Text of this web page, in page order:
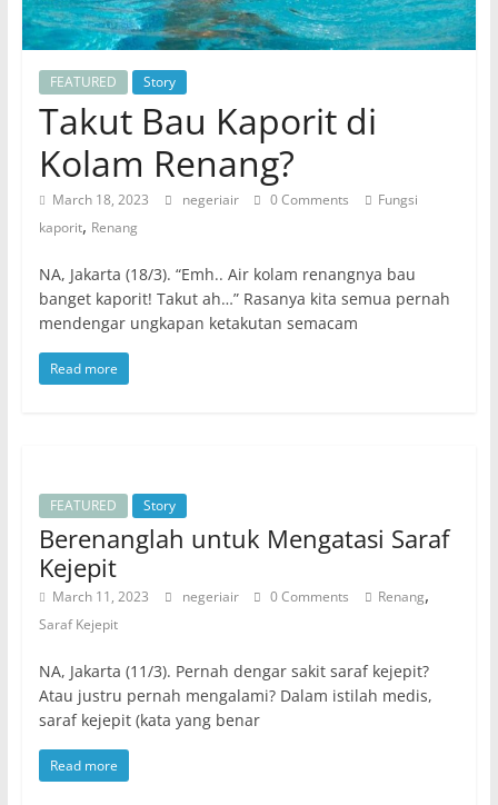
FEATURED Story
Takut Bau Kaporit di
Kolam Renang?
March 18, 2023 negeriair 0 Comments
Fungsi
kaporit, Renang
NA, Jakarta (18/3). “Emh.. Air kolam renangnya bau
banget kaporit! Takut ah…” Rasanya kita semua pernah
mendengar ungkapan ketakutan semacam
Read more
FEATURED Story
Berenanglah untuk Mengatasi Saraf
Kejepit
March 11, 2023 negeriair 0 Comments Renang,
Saraf Kejepit
NA, Jakarta (11/3). Pernah dengar sakit saraf kejepit?
Atau justru pernah mengalami? Dalam istilah medis,
saraf kejepit (kata yang benar
Read more